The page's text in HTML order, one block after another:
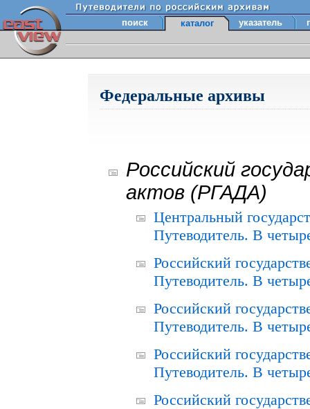
поиск каталог указатель
Федеральные архивы
Российский
актов (РГАДА)
Центральный
Путеводитель. В
Российский
Путеводитель. В
Российский
Путеводитель. В
Российский
Путеводитель. В
Российский